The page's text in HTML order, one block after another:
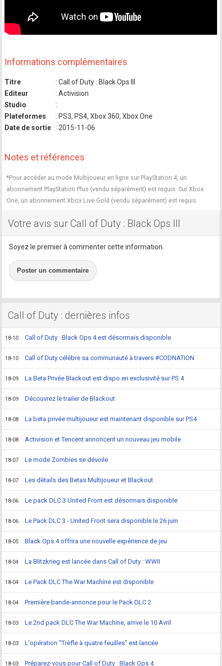
Informations complémentaires
Titre
: Call of Duty : Black Ops III
Editeur
: Activision
Studio
:
Plateformes
: PS3, PS4, Xbox 360, Xbox One
Date de sortie
: 2015-11-06
Notes et références
*Pour accéder au mode Multijoueur en ligne sur PlayStation 4, un
abonnement PlayStation Plus (vendu séparément) est requis. Sur Xbox
One, un abonnement Xbox Live Gold (vendu séparément) est requis.
Votre avis sur Call of Duty : Black Ops III
Soyez le premier à commenter cette information.
Poster un commentaire
Call of Duty : dernières infos
18-10 Call of Duty : Black Ops 4 est désormais disponible
18-10 Call of Duty célèbre sa communauté à travers #CODNATION
18-09 La Beta Privée Blackout est dispo en exclusivité sur PS 4
18-09 Découvrez le trailer de Blackout
18-08 La beta privée multijoueur est maintenant disponible sur PS4
18-08 Activision et Tencent annoncent un nouveau jeu mobile
18-07 Le mode Zombies se dévoile
18-07 Les détails des Betas Multijoueur et Blackout
18-06 Le pack DLC 3 United Front est désormais disponible
18-06 Le Pack DLC 3 - United Front sera disponible le 26 juin
18-05 Black Ops 4 offrira une nouvelle expérience de jeu
18-04 La Blitzkrieg est lancée dans Call of Duty : WWII
18-04 Le Pack DLC The War Machine est disponible
18-04 Première bande-annonce pour le Pack DLC 2
18-03 Le 2nd pack DLC The War Machine, arrive le 10 Avril
18-03 L'opération "Trèfle à quatre feuilles" est lancée
18-03 Préparez-vous pour Call of Duty : Black Ops 4